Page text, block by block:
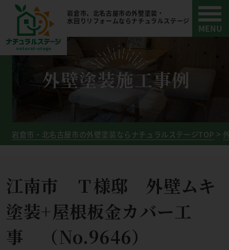
岩倉市、北名古屋市の外壁塗装・
水回りリフォームならナチュラルステージ
外壁塗装施工事例
岩倉市・北名古屋市の外壁塗装ならナチュラルステージTOP
江南市 Ｔ様邸 外壁ムキ
塗装+屋根板金カバー工
事 （No.9646）